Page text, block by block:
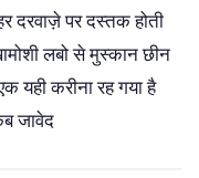
दरवाज़े पर दस्तक होती
लबो से मुस्कान छीन
यही करीना रह गया है
जावेद